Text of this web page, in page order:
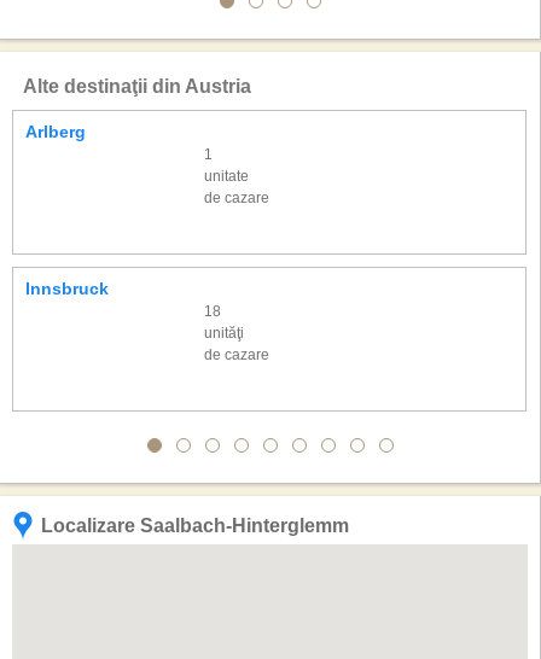
Alte destinaţii din Austria
Arlberg
1
unitate
de cazare
Innsbruck
18
unităţi
de cazare
Localizare Saalbach-Hinterglemm